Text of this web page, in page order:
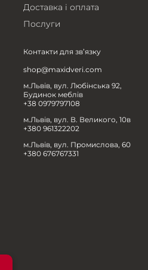
Доставка і оплата
Послуги
Контакти для зв’язку
shop@maxidveri.com
м.Львів, вул. Любінська 92,
Будинок меблів
+38 0979797108
м.Львів, вул. В. Великого, 10в
+380 961322202
м.Львів, вул. Промислова, 60
+380 676767331